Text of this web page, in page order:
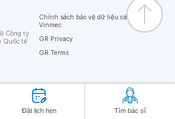
Đặt lịch hẹn Tìm bác sĩ
Công ty
Quốc tế
Chính sách bảo vệ dữ liệu cá nhân của
Vinmec
GR Privacy
GR Terms